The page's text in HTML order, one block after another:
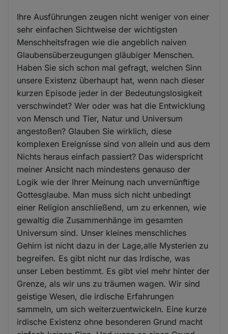
Ihre Ausführungen zeugen nicht weniger von einer
sehr einfachen Sichtweise der wichtigsten
Menschheitsfragen wie die angeblich naiven
Glaubensüberzeugungen gläubiger Menschen.
Haben Sie sich schon mal gefragt, welchen Sinn
unsere Existenz überhaupt hat, wenn nach dieser
kurzen Episode jeder in der Bedeutungslosigkeit
verschwindet? Wer oder was hat die Entwicklung
von Mensch und Tier, Natur und Universum
angestoßen? Glauben Sie wirklich, diese
komplexen Ereignisse sind von allein und aus dem
Nichts heraus einfach passiert? Das widerspricht
meiner Ansicht nach mindestens genauso der
Logik wie der Ihrer Meinung nach unvernünftige
Gottesglaube. Man muss sich nicht unbedingt
einer Religion anschließend, um zu erkennen, wie
gewaltig die Zusammenhänge im gesamten
Universum sind. Unser kleines menschliches
Gehirn ist nicht dazu in der Lage,alle Mysterien zu
begreifen. Es gibt nicht nur das Irdische, was
unser Leben bestimmt. Es gibt viel mehr hinter der
Grenze, als wir uns zu träumen wagen. Wir sind
geistige Wesen, die irdische Erfahrungen
sammeln, um sich weiterzuentwickeln. Eine kurze
irdische Existenz ohne besonderen Grund macht